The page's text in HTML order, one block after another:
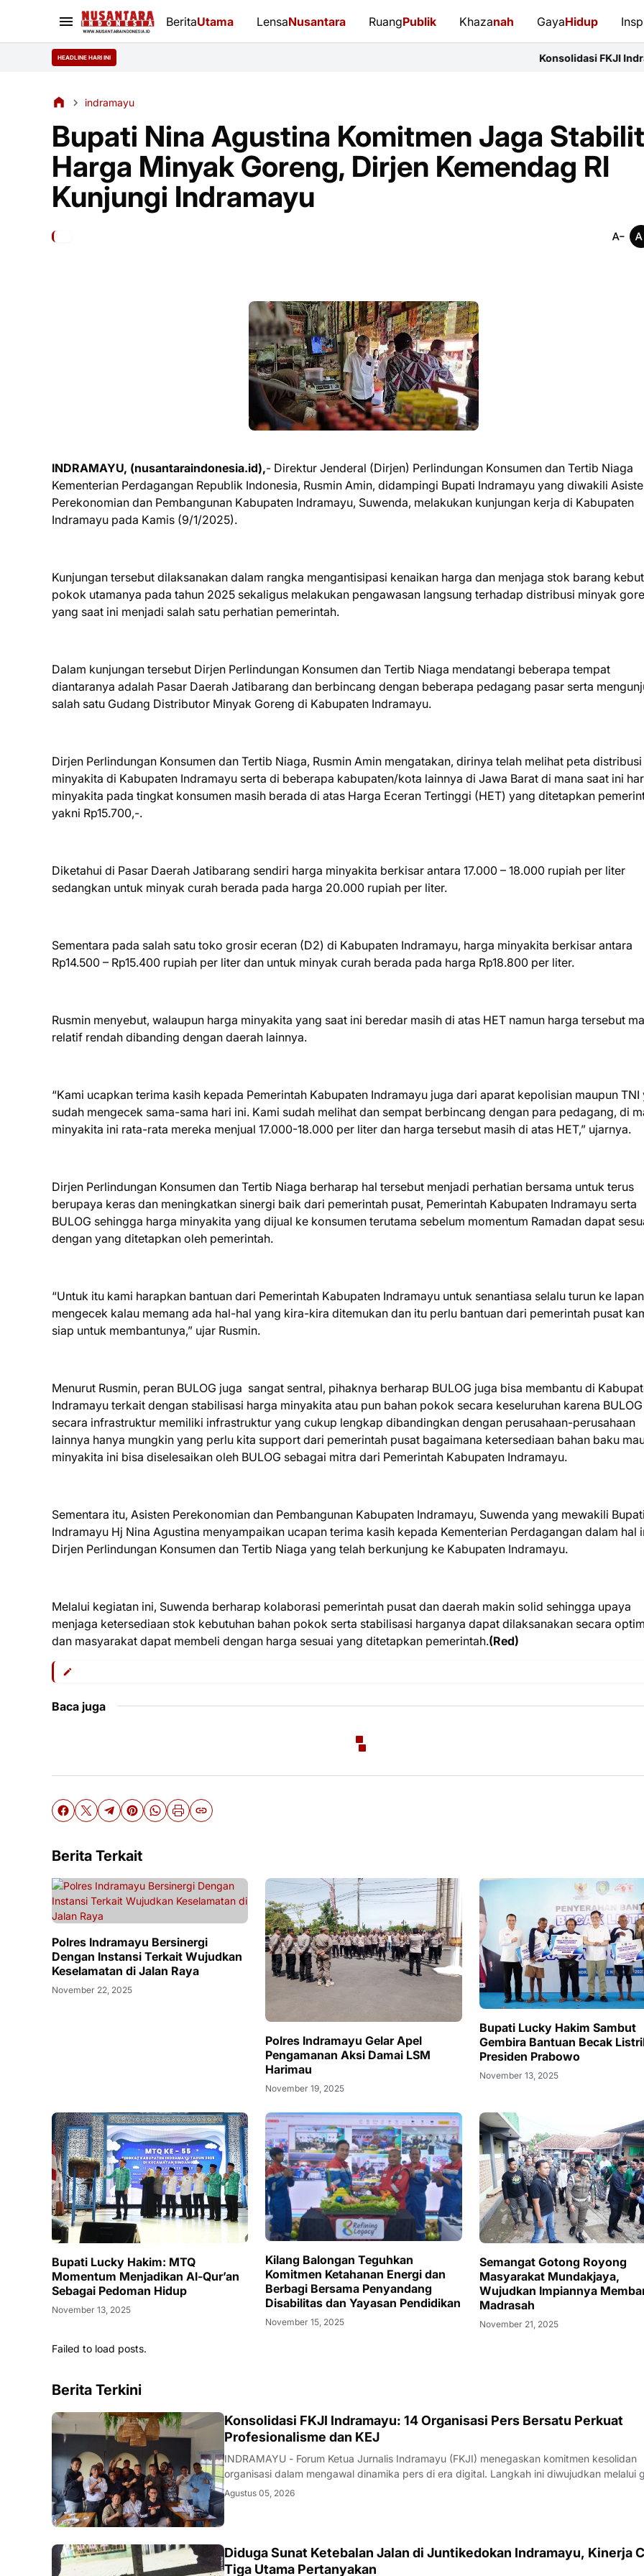
BeritaUtama LensaNusantara RuangPublik Khazanah GayaHidup
HEADLINE HARI INI Konsolidasi FKJI Indramayu: 14
indramayu
Bupati Nina Agustina Komitmen Jaga
Harga Minyak Goreng, Dirjen Kemendag RI
Kunjungi Indramayu
INDRAMAYU, (nusantaraindonesia.id),- Direktur Jenderal (Dirjen) Perlindungan Konsumen dan Tertib Niaga
Kementerian Perdagangan Republik Indonesia, Rusmin Amin, didampingi Bupati Indramayu yang diwakili
Perekonomian dan Pembangunan Kabupaten Indramayu, Suwenda, melakukan kunjungan kerja di Kabupaten
Indramayu pada Kamis (9/1/2025).
Kunjungan tersebut dilaksanakan dalam rangka mengantisipasi kenaikan harga dan menjaga stok barang
pokok utamanya pada tahun 2025 sekaligus melakukan pengawasan langsung terhadap distribusi minyak
yang saat ini menjadi salah satu perhatian pemerintah.
Dalam kunjungan tersebut Dirjen Perlindungan Konsumen dan Tertib Niaga mendatangi beberapa tempat
diantaranya adalah Pasar Daerah Jatibarang dan berbincang dengan beberapa pedagang pasar serta
salah satu Gudang Distributor Minyak Goreng di Kabupaten Indramayu.
Dirjen Perlindungan Konsumen dan Tertib Niaga, Rusmin Amin mengatakan, dirinya telah melihat peta distribusi
minyakita di Kabupaten Indramayu serta di beberapa kabupaten/kota lainnya di Jawa Barat di mana saat ini
minyakita pada tingkat konsumen masih berada di atas Harga Eceran Tertinggi (HET) yang ditetapkan
yakni Rp15.700,-.
Diketahui di Pasar Daerah Jatibarang sendiri harga minyakita berkisar antara 17.000 – 18.000 rupiah per liter
sedangkan untuk minyak curah berada pada harga 20.000 rupiah per liter.
Sementara pada salah satu toko grosir eceran (D2) di Kabupaten Indramayu, harga minyakita berkisar antara
Rp14.500 – Rp15.400 rupiah per liter dan untuk minyak curah berada pada harga Rp18.800 per liter.
Rusmin menyebut, walaupun harga minyakita yang saat ini beredar masih di atas HET namun harga tersebut
relatif rendah dibanding dengan daerah lainnya.
“Kami ucapkan terima kasih kepada Pemerintah Kabupaten Indramayu juga dari aparat kepolisian maupun TNI
sudah mengecek sama-sama hari ini. Kami sudah melihat dan sempat berbincang dengan para pedagang, di
minyakita ini rata-rata mereka menjual 17.000-18.000 per liter dan harga tersebut masih di atas HET,” ujarnya.
Dirjen Perlindungan Konsumen dan Tertib Niaga berharap hal tersebut menjadi perhatian bersama untuk terus
berupaya keras dan meningkatkan sinergi baik dari pemerintah pusat, Pemerintah Kabupaten Indramayu serta
BULOG sehingga harga minyakita yang dijual ke konsumen terutama sebelum momentum Ramadan dapat
dengan yang ditetapkan oleh pemerintah.
“Untuk itu kami harapkan bantuan dari Pemerintah Kabupaten Indramayu untuk senantiasa selalu turun ke
mengecek kalau memang ada hal-hal yang kira-kira ditemukan dan itu perlu bantuan dari pemerintah pusat
siap untuk membantunya,” ujar Rusmin.
Menurut Rusmin, peran BULOG juga sangat sentral, pihaknya berharap BULOG juga bisa membantu di
Indramayu terkait dengan stabilisasi harga minyakita atau pun bahan pokok secara keseluruhan karena BULOG
secara infrastruktur memiliki infrastruktur yang cukup lengkap dibandingkan dengan perusahaan-perusahaan
lainnya hanya mungkin yang perlu kita support dari pemerintah pusat bagaimana ketersediaan bahan baku
minyakita ini bisa diselesaikan oleh BULOG sebagai mitra dari Pemerintah Kabupaten Indramayu.
Sementara itu, Asisten Perekonomian dan Pembangunan Kabupaten Indramayu, Suwenda yang mewakili
Indramayu Hj Nina Agustina menyampaikan ucapan terima kasih kepada Kementerian Perdagangan dalam hal
Dirjen Perlindungan Konsumen dan Tertib Niaga yang telah berkunjung ke Kabupaten Indramayu.
Melalui kegiatan ini, Suwenda berharap kolaborasi pemerintah pusat dan daerah makin solid sehingga upaya
menjaga ketersediaan stok kebutuhan bahan pokok serta stabilisasi harganya dapat dilaksanakan secara
dan masyarakat dapat membeli dengan harga sesuai yang ditetapkan pemerintah.(Red)
Baca juga
Berita Terkait
Polres Indramayu Bersinergi
Dengan Instansi Terkait Wujudkan
Keselamatan di Jalan Raya
November 22, 2025
Polres Indramayu Gelar Apel
Pengamanan Aksi Damai LSM
Harimau
November 19, 2025
Bupati Lucky Hakim Sambut
Gembira Bantuan Becak
Presiden Prabowo
November 13, 2025
Bupati Lucky Hakim: MTQ
Momentum Menjadikan Al-Qur’an
Sebagai Pedoman Hidup
November 13, 2025
Kilang Balongan Teguhkan
Komitmen Ketahanan Energi dan
Berbagi Bersama Penyandang
Disabilitas dan Yayasan Pendidikan
November 15, 2025
Semangat ‎Gotong Royong
Masyarakat Mundakjaya,
Wujudkan Impiannya
Madrasah
November 21, 2025
Failed to load posts.
Berita Terkini
Konsolidasi FKJI Indramayu: 14 Organisasi Pers Bersatu Perkuat
Profesionalisme dan KEJ
INDRAMAYU - Forum Ketua Jurnalis Indramayu (FKJI) menegaskan komitmen kesolidan
organisasi dalam mengawal dinamika pers di era digital. Langkah ini diwujudkan melalui
rapat konsolidasi internal bertempat di Rumah Makan Payoe, Jalan Olahraga,
Agustus 05, 2026
Diduga Sunat Ketebalan Jalan di Juntikedokan Indramayu, Kinerja
Tiga Utama Pertanyakan